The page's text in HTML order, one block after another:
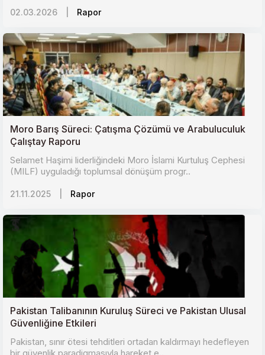
02.03.2026 Rapor
Moro Barış Süreci: Çatışma Çözümü ve Arabuluculuk
Çalıştay Raporu
Selamet Haşimi liderliğindeki Moro İslami Kurtuluş Cephesi
(MILF) uyguladığı toplumsal dönüşüm progr..
21.11.2025 Rapor
Pakistan Talibanının Kuruluş Süreci ve Pakistan Ulusal
Güvenliğine Etkileri
Pakistan, sınır ötesi tehditleri ortadan kaldırmayı hedefleyen